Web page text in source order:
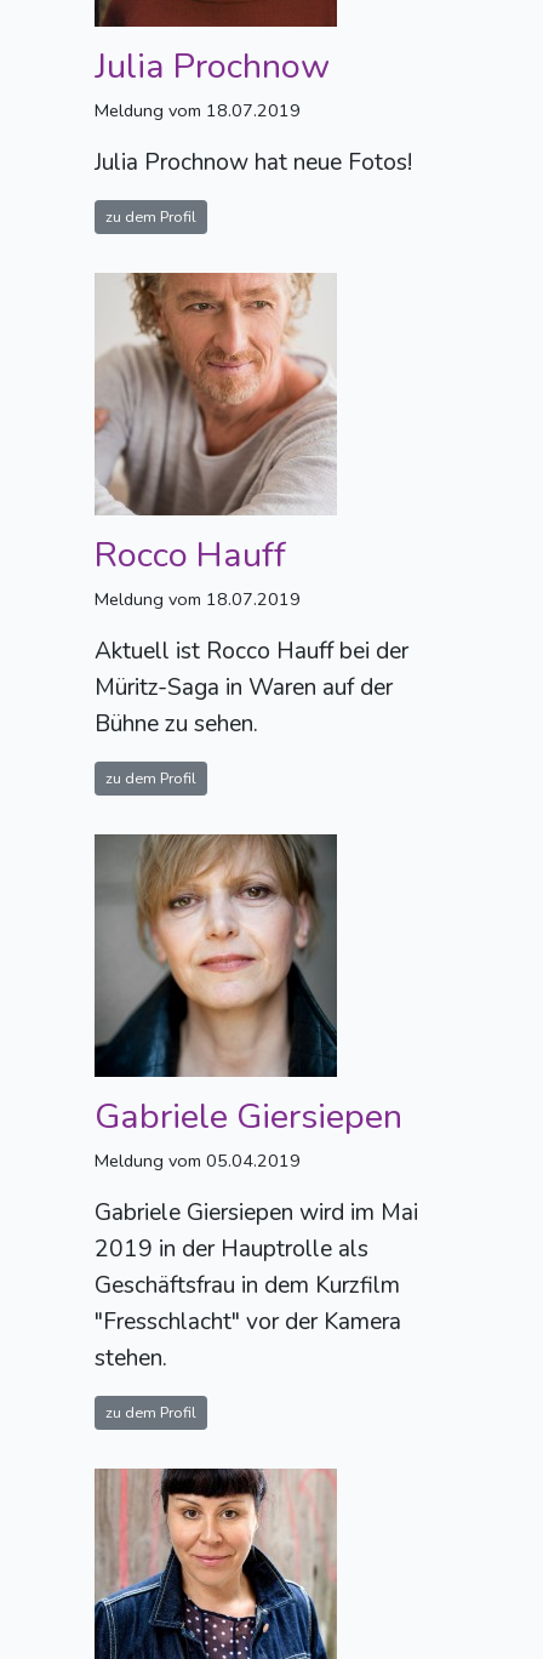
Julia Prochnow
Meldung vom 18.07.2019
Julia Prochnow hat neue Fotos!
zu dem Profil
Rocco Hauff
Meldung vom 18.07.2019
Aktuell ist Rocco Hauff bei der
Müritz-Saga in Waren auf der
Bühne zu sehen.
zu dem Profil
Gabriele Giersiepen
Meldung vom 05.04.2019
Gabriele Giersiepen wird im Mai
2019 in der Hauptrolle als
Geschäftsfrau in dem Kurzfilm
"Fresschlacht" vor der Kamera
stehen.
zu dem Profil